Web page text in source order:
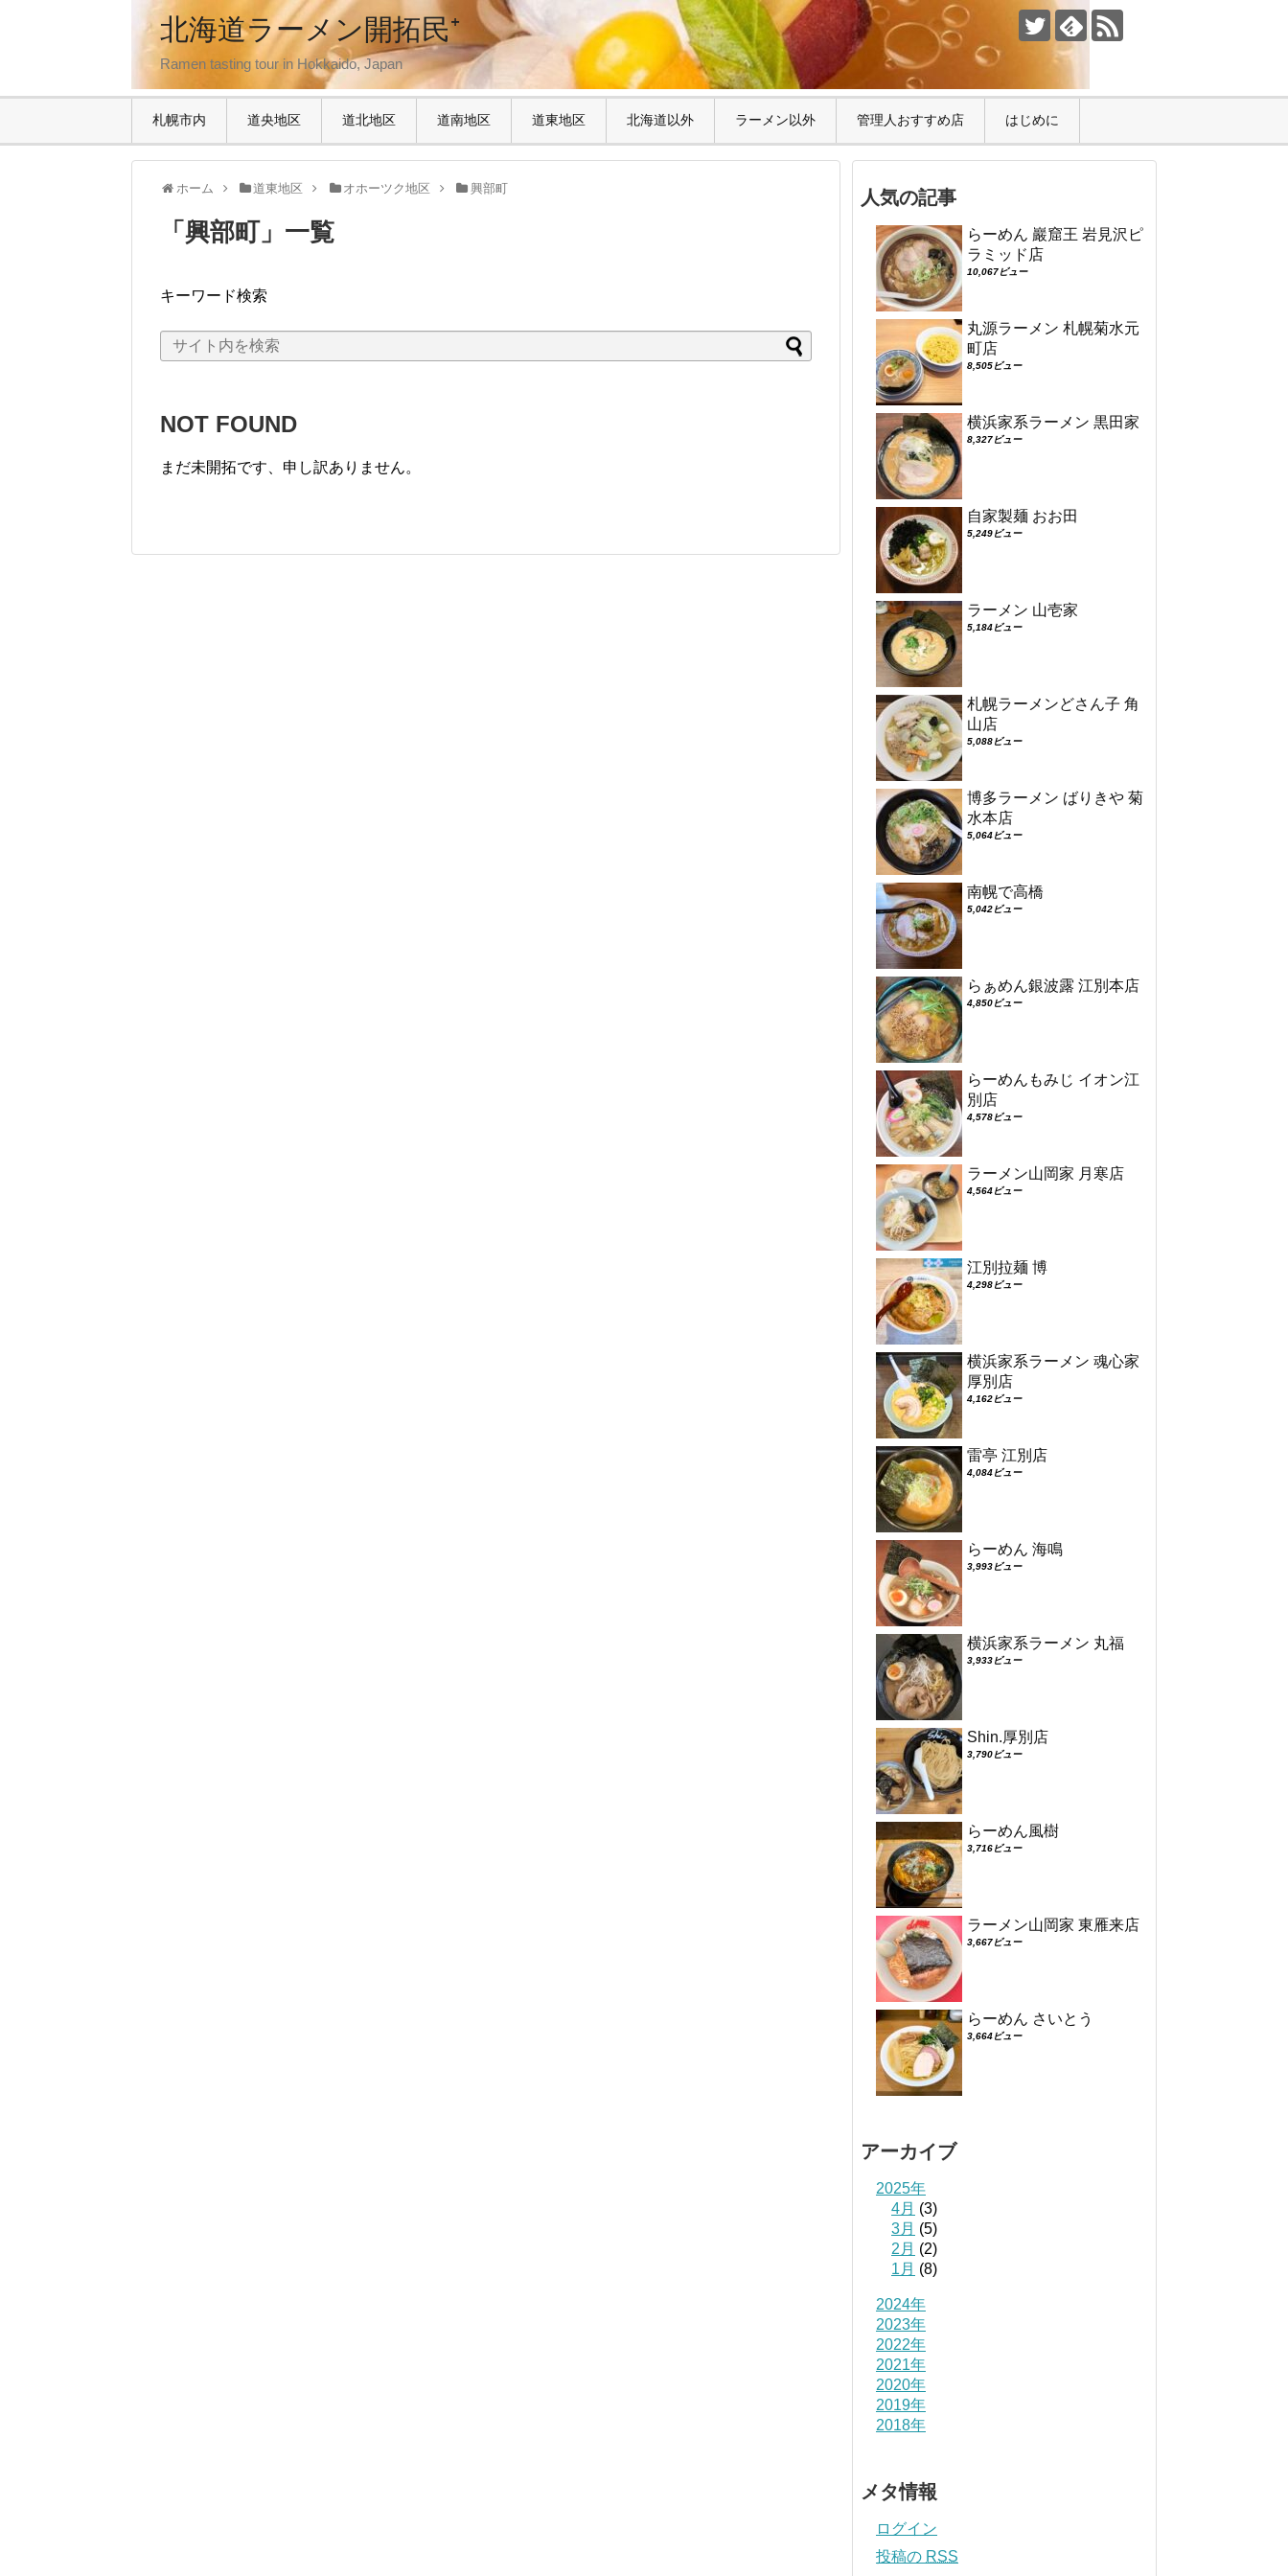
北海道ラーメン開拓民⁺
Ramen tasting tour in Hokkaido, Japan
札幌市内 道央地区 道北地区 道南地区 道東地区 北海道以外 ラーメン以外 管理人おすすめ店 はじめに
ホーム 道東地区 オホーツク地区 興部町
「 興部町」 一覧
キーワード検索
NOT FOUND
まだ未開拓です、申し訳ありません。
人気の記事
らーめん 巖窟王 岩見沢ピ
ラミッド店
10,067ビュー
丸源ラーメン 札幌菊水元
町店
8,505ビュー
横浜家系ラーメン 黒田家
8,327ビュー
自家製麺 おお田
5,249ビュー
ラーメン 山壱家
5,184ビュー
札幌ラーメンどさん子 角
山店
5,088ビュー
博多ラーメン ばりきや 菊
水本店
5,064ビュー
南幌で高橋
5,042ビュー
らぁめん銀波露 江別本店
4,850ビュー
らーめんもみじ イオン江
別店
4,578ビュー
ラーメン山岡家 月寒店
4,564ビュー
江別拉麺 博
4,298ビュー
横浜家系ラーメン 魂心家
厚別店
4,162ビュー
雷亭 江別店
4,084ビュー
らーめん 海鳴
3,993ビュー
横浜家系ラーメン 丸福
3,933ビュー
Shin.厚別店
3,790ビュー
らーめん風樹
3,716ビュー
ラーメン山岡家 東雁来店
3,667ビュー
らーめん さいとう
3,664ビュー
アーカイブ
2025年
4月 (3)
3月 (5)
2月 (2)
1月 (8)
2024年
2023年
2022年
2021年
2020年
2019年
2018年
メタ情報
ログイン
投稿の RSS